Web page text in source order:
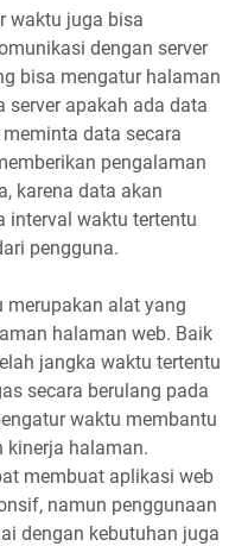
waktu juga bisa
dengan server
bisa mengatur halaman
server apakah ada data
data secara
pengalaman
karena data akan
interval waktu tertentu
pengguna.
merupakan alat yang
halaman web. Baik
jangka waktu tertentu
secara berulang pada
waktu membantu
kinerja halaman.
membuat aplikasi web
namun penggunaan
dengan kebutuhan juga